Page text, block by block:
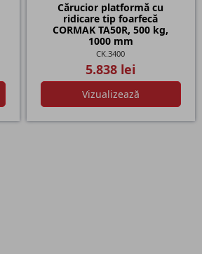
Cărucior platformă cu
ridicare tip foarfecă
CORMAK TA50R, 500 kg,
1000 mm
CK.3400
5.838 lei
Vizualizează